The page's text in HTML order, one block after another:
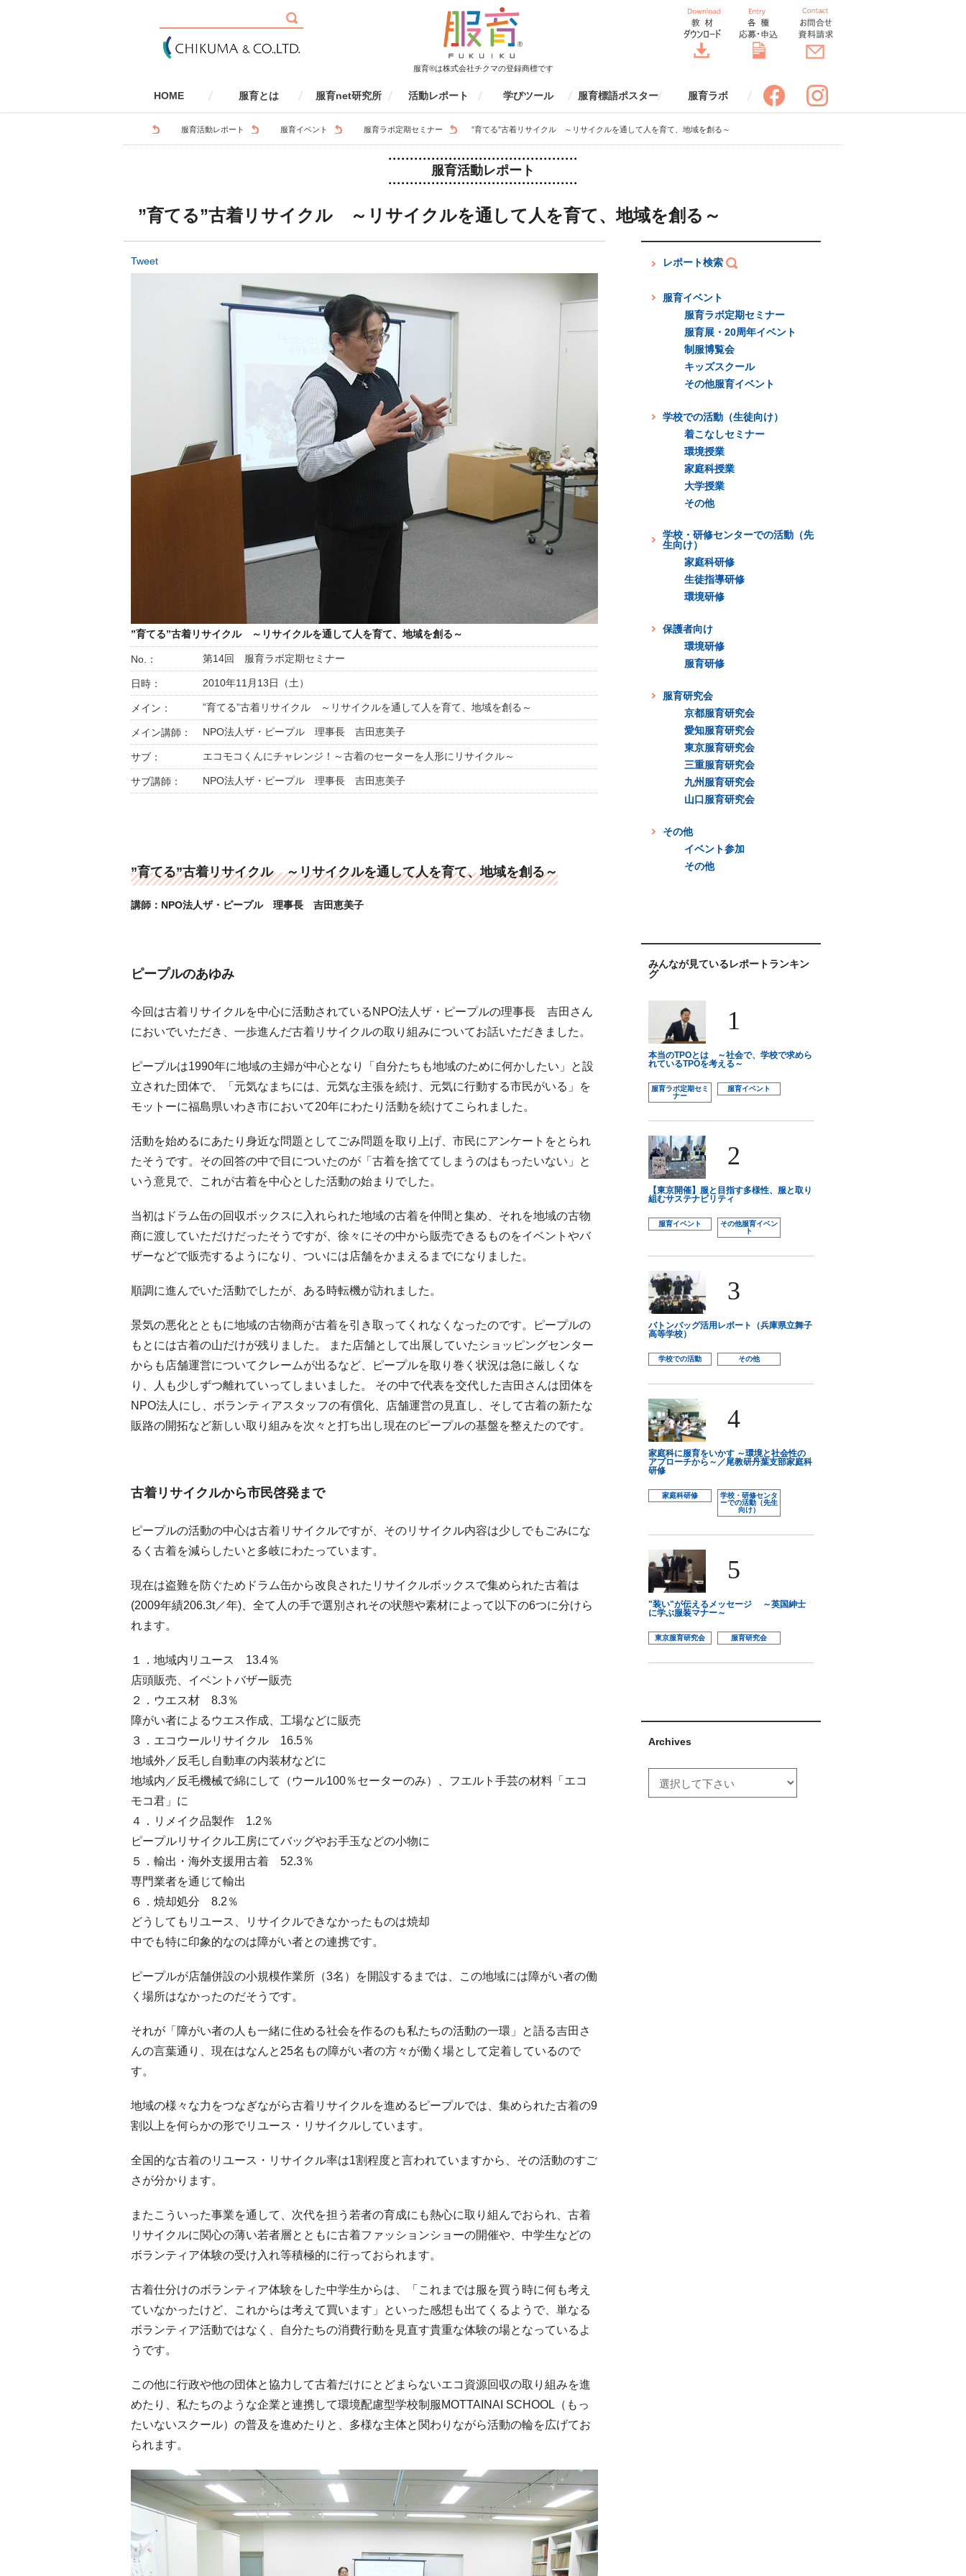
服育®は株式会社チクマの登録商標です
HOME 服育とは
服育とは
健康・安全
社会性
環境
国際性
学校で取り組む服育
家庭で取り組む服育
服育とSDGs
服育とLGBTQ
服育net研究所
服育net研究所について
活動報告書
監修書籍
会員募集
ファッションエデュケーション
協会
活動レポート
レポート検索
服育イベント 服育ラボ定期セミナー
服育展・20周年イベント
制服博覧会
キッズスクール
その他服育イベント
学校での活動（生徒向け） 着こなしセミナー
環境授業
家庭科授業
大学授業
その他
学校・研修センターでの活動
（先生向け）
家庭科研修
生徒指導研修
環境研修
保護者向け 環境研修
服育研修
服育研究会 京都服育研究会
愛知服育研究会
東京服育研究会
三重服育研究会
九州服育研究会
山口服育研究会
その他 イベント参加
その他
学びツール
制服の一生を見てみよう
個人ワークツール 服育四コマまんが
服育クロスワード
グループワークツール 制服の一生すごろく
服育着こなしワークシート【改
訂版】
服育 効果ワークシート
ものづくりツール バトンバッグ
服でアップサイクル
動画ツール 服とコミュニケーション
服と環境
服と安全
服と健康
服育四コマまんが
服育冊子・情報誌
「SORA」先生のための情報誌
（送付申込み）
服のちょっといい話（冊子申込
み）
服のちょっといい話（エピソー
ド投稿）
DRESS THINKトーク（冊子申
込み）
ドレスコードブック ビジネス
編（冊子申込み）
SORA THE STYLE BOOK スタ
イルブック（冊子申込み）
服育標語ポスター
応募要項
応募フォーム
結果発表
これまでの服育ポスター
京都服育標語ポスター
服育ラボ
服育ラボ定期セミナー
申込みフォーム
服育ラボ定期セミナーレポート
服育ラボについて
講師プロフィール
服育活動レポート 服育イベント 服育ラボ定期セミナー ”育てる”古着リサイクル ～リサイクルを通して人を育て、地域を創る～
服育活動レポート
”育てる”古着リサイクル ～リサイクルを通して人を育て、地域を創る～
Tweet
”育てる”古着リサイクル ～リサイクルを通して人を育て、地域を創る～
No.： 第14回 服育ラボ定期セミナー
日時： 2010年11月13日（土）
メイン： ”育てる”古着リサイクル ～リサイクルを通して人を育て、地域を創る～
メイン講師： NPO法人ザ・ピープル 理事長 吉田恵美子
サブ： エコモコくんにチャレンジ！～古着のセーターを人形にリサイクル～
サブ講師： NPO法人ザ・ピープル 理事長 吉田恵美子
”育てる”古着リサイクル ～リサイクルを通して人を育て、地域を創る～
講師：NPO法人ザ・ピープル 理事長 吉田恵美子
ピープルのあゆみ
今回は古着リサイクルを中心に活動されているNPO法人ザ・ピープルの理事長 吉田さん
においでいただき、一歩進んだ古着リサイクルの取り組みについてお話いただきました。
ピープルは1990年に地域の主婦が中心となり「自分たちも地域のために何かしたい」と設
立された団体で、「元気なまちには、元気な主張を続け、元気に行動する市民がいる」を
モットーに福島県いわき市において20年にわたり活動を続けてこられました。
活動を始めるにあたり身近な問題としてごみ問題を取り上げ、市民にアンケートをとられ
たそうです。その回答の中で目についたのが「古着を捨ててしまうのはもったいない」と
いう意見で、これが古着を中心とした活動の始まりでした。
当初はドラム缶の回収ボックスに入れられた地域の古着を仲間と集め、それを地域の古物
商に渡していただけだったそうですが、徐々にその中から販売できるものをイベントやバ
ザーなどで販売するようになり、ついには店舗をかまえるまでになりました。
順調に進んでいた活動でしたが、ある時転機が訪れました。
景気の悪化とともに地域の古物商が古着を引き取ってくれなくなったのです。ピープルの
もとには古着の山だけが残りました。 また店舗として出展していたショッピングセンター
からも店舗運営についてクレームが出るなど、ピープルを取り巻く状況は急に厳しくな
り、人も少しずつ離れていってしまいました。 その中で代表を交代した吉田さんは団体を
NPO法人にし、ボランティアスタッフの有償化、店舗運営の見直し、そして古着の新たな
販路の開拓など新しい取り組みを次々と打ち出し現在のピープルの基盤を整えたのです。
古着リサイクルから市民啓発まで
ピープルの活動の中心は古着リサイクルですが、そのリサイクル内容は少しでもごみにな
るく古着を減らしたいと多岐にわたっています。
現在は盗難を防ぐためドラム缶から改良されたリサイクルボックスで集められた古着は
(2009年績206.3t／年)、全て人の手で選別されその状態や素材によって以下の6つに分けら
れます。
１．地域内リユース 13.4％
店頭販売、イベントバザー販売
２．ウエス材 8.3％
障がい者によるウエス作成、工場などに販売
３．エコウールリサイクル 16.5％
地域外／反毛し自動車の内装材などに
地域内／反毛機械で綿にして（ウール100％セーターのみ）、フエルト手芸の材料「エコ
モコ君」に
４．リメイク品製作 1.2％
ピープルリサイクル工房にてバッグやお手玉などの小物に
５．輸出・海外支援用古着 52.3％
専門業者を通じて輸出
６．焼却処分 8.2％
どうしてもリユース、リサイクルできなかったものは焼却
中でも特に印象的なのは障がい者との連携です。
ピープルが店舗併設の小規模作業所（3名）を開設するまでは、この地域には障がい者の働
く場所はなかったのだそうです。
それが「障がい者の人も一緒に住める社会を作るのも私たちの活動の一環」と語る吉田さ
んの言葉通り、現在はなんと25名もの障がい者の方々が働く場として定着しているので
す。
地域の様々な力をつなぎながら古着リサイクルを進めるピープルでは、集められた古着の9
割以上を何らかの形でリユース・リサイクルしています。
全国的な古着のリユース・リサイクル率は1割程度と言われていますから、その活動のすご
さが分かります。
またこういった事業を通して、次代を担う若者の育成にも熱心に取り組んでおられ、古着
リサイクルに関心の薄い若者層とともに古着ファッションショーの開催や、中学生などの
ボランティア体験の受け入れ等積極的に行っておられます。
古着仕分けのボランティア体験をした中学生からは、「これまでは服を買う時に何も考え
ていなかったけど、これからは考えて買います」といった感想も出てくるようで、単なる
ボランティア活動ではなく、自分たちの消費行動を見直す貴重な体験の場となっているよ
うです。
この他に行政や他の団体と協力して古着だけにとどまらないエコ資源回収の取り組みを進
めたり、私たちのような企業と連携して環境配慮型学校制服MOTTAINAI SCHOOL（もっ
たいないスクール）の普及を進めたりと、多様な主体と関わりながら活動の輪を広げてお
られます。
レポート検索
服育イベント
服育ラボ定期セミナー
服育展・20周年イベント
制服博覧会
キッズスクール
その他服育イベント
学校での活動（生徒向け）
着こなしセミナー
環境授業
家庭科授業
大学授業
その他
学校・研修センターでの活動（先
生向け）
家庭科研修
生徒指導研修
環境研修
保護者向け
環境研修
服育研修
服育研究会
京都服育研究会
愛知服育研究会
東京服育研究会
三重服育研究会
九州服育研究会
山口服育研究会
その他
イベント参加
その他
みんなが見ているレポートランキン
グ
1
本当のTPOとは ～社会で、学校で求めら
れているTPOを考える～
服育ラボ定期セミ
ナー
服育イベント
2
【東京開催】服と目指す多様性、服と取り
組むサステナビリティ
服育イベント
その他服育イベン
ト
3
バトンバッグ活用レポート（兵庫県立舞子
高等学校）
学校での活動 その他
4
家庭科に服育をいかす ～環境と社会性の
アプローチから～／尾教研丹葉支部家庭科
研修
家庭科研修
学校・研修センタ
ーでの活動（先生
向け）
5
"装い"が伝えるメッセージ ～英国紳士
に学ぶ服装マナー～
東京服育研究会 服育研究会
Archives